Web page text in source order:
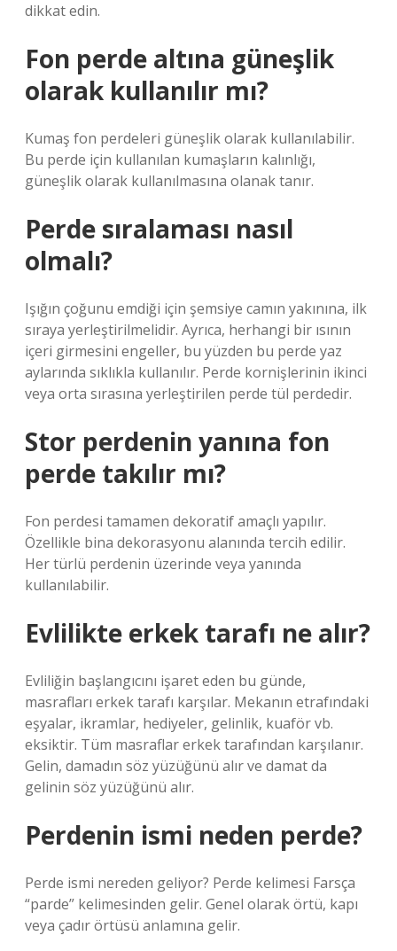
dikkat edin.
Fon perde altına güneşlik
olarak kullanılır mı?
Kumaş fon perdeleri güneşlik olarak kullanılabilir.
Bu perde için kullanılan kumaşların kalınlığı,
güneşlik olarak kullanılmasına olanak tanır.
Perde sıralaması nasıl
olmalı?
Işığın çoğunu emdiği için şemsiye camın yakınına, ilk
sıraya yerleştirilmelidir. Ayrıca, herhangi bir ısının
içeri girmesini engeller, bu yüzden bu perde yaz
aylarında sıklıkla kullanılır. Perde kornişlerinin ikinci
veya orta sırasına yerleştirilen perde tül perdedir.
Stor perdenin yanına fon
perde takılır mı?
Fon perdesi tamamen dekoratif amaçlı yapılır.
Özellikle bina dekorasyonu alanında tercih edilir.
Her türlü perdenin üzerinde veya yanında
kullanılabilir.
Evlilikte erkek tarafı ne alır?
Evliliğin başlangıcını işaret eden bu günde,
masrafları erkek tarafı karşılar. Mekanın etrafındaki
eşyalar, ikramlar, hediyeler, gelinlik, kuaför vb.
eksiktir. Tüm masraflar erkek tarafından karşılanır.
Gelin, damadın söz yüzüğünü alır ve damat da
gelinin söz yüzüğünü alır.
Perdenin ismi neden perde?
Perde ismi nereden geliyor? Perde kelimesi Farsça
“parde” kelimesinden gelir. Genel olarak örtü, kapı
veya çadır örtüsü anlamına gelir.